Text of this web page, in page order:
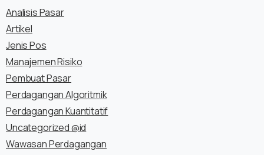
Analisis Pasar
Artikel
Jenis Pos
Manajemen Risiko
Pembuat Pasar
Perdagangan Algoritmik
Perdagangan Kuantitatif
Uncategorized @id
Wawasan Perdagangan